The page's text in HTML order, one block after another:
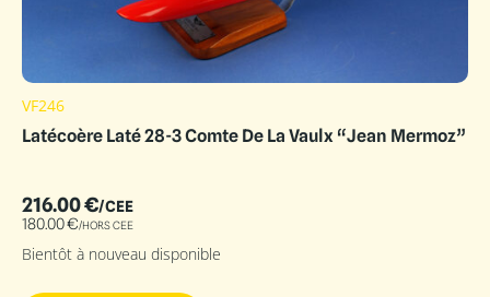
VF246
Latécoère Laté 28-3 Comte De La Vaulx “Jean Mermoz”
216.00€/CEE
180.00€/HORS CEE
Bientôt à nouveau disponible